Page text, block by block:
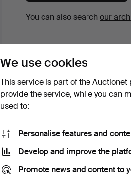
You can also searchour
We use cookies
This service is part of the
provide the service, while you can
used to:
Personalise features and
Develop and improve the
Promote news and content to